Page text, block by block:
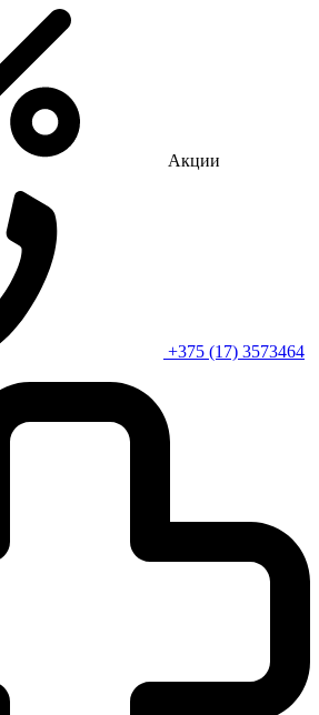
Акции
+375 (17) 3573464